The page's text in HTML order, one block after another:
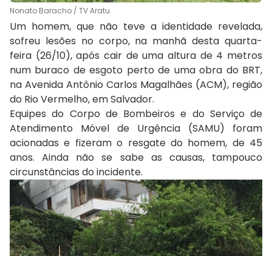
Nonato Baracho / TV Aratu
Um homem, que não teve a identidade revelada,
sofreu lesões no corpo, na manhã desta quarta-
feira (26/10), após cair de uma altura de 4 metros
num buraco de esgoto perto de uma obra do BRT,
na Avenida Antônio Carlos Magalhães (ACM), região
do Rio Vermelho, em Salvador.
Equipes do Corpo de Bombeiros e do Serviço de
Atendimento Móvel de Urgência (SAMU) foram
acionadas e fizeram o resgate do homem, de 45
anos. Ainda não se sabe as causas, tampouco
circunstâncias do incidente.